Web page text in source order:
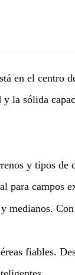
en el centro
la sólida
y tipos de
campos
medianos.
fiables.